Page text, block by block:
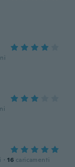
· 16 caricamenti